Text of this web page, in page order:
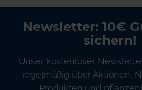
Newsletter: 10€
sichern!
Unser kostenloser
regelmäßig über Aktionen,
Produkten und